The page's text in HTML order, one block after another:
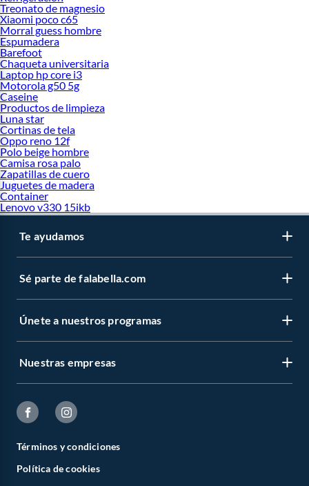
Treonato de magnesio
Xiaomi poco c65
Morral guess hombre
Espumadera
Barefoot
Chaqueta universitaria
Laptop hp core i3
Motorola g50 5g
Caseine
Productos de limpieza
Luna star
Cortinas de tela
Oppo reno 12f
Polo beige hombre
Camisa rosa palo
Zapatillas de cuero
Juguetes de madera
Container
Lenovo v330 15ikb
Te ayudamos
Sé parte de falabella.com
Únete a nuestros programas
Nuestras empresas
Términos y condiciones
Política de cookies